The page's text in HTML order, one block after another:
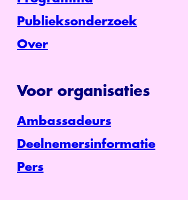
Publieksonderzoek
Over
Voor organisaties
Ambassadeurs
Deelnemersinformatie
Pers